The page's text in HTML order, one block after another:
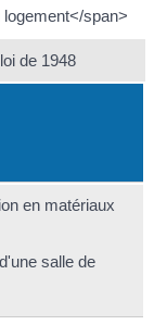
span>
de 1948
en matériaux
salle de